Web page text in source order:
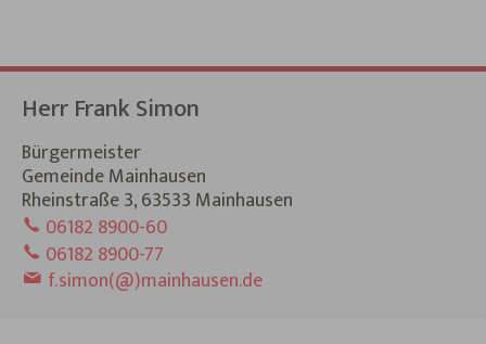
Herr Frank Simon
Bürgermeister
Gemeinde Mainhausen
Rheinstraße 3, 63533 Mainhausen
06182 8900-60
06182 8900-77
f.simon(@)mainhausen.de